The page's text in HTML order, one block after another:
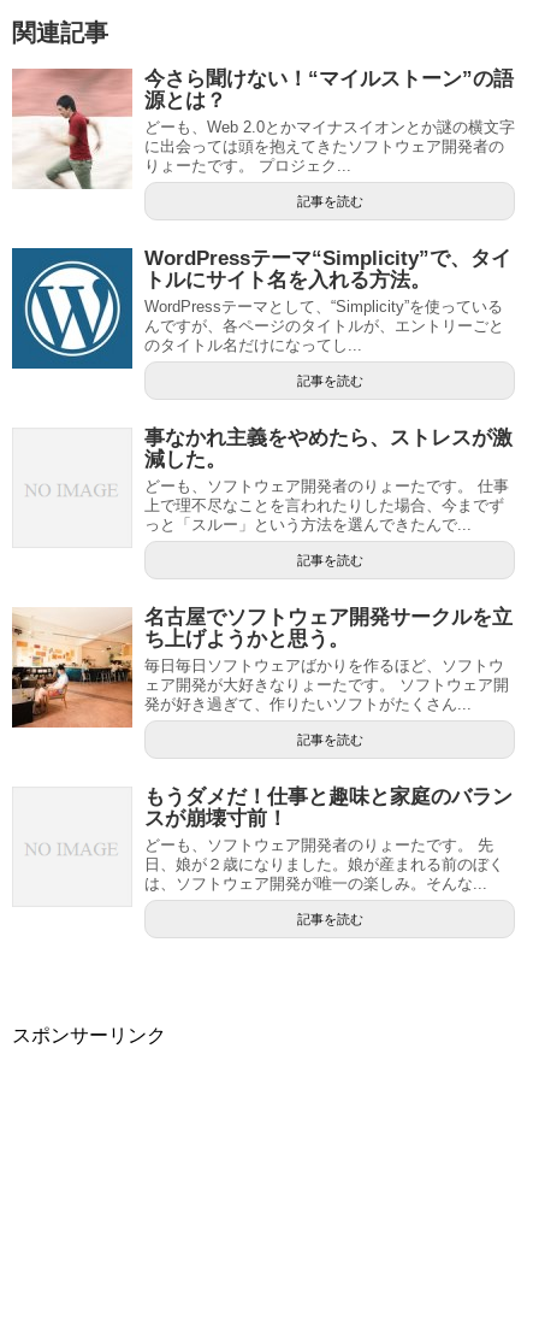
関連記事
今さら聞けない！“マイルストーン”の語
源とは？
どーも、Web 2.0とかマイナスイオンとか謎の横文字
に出会っては頭を抱えてきたソフトウェア開発者の
りょーたです。 プロジェク...
記事を読む
WordPressテーマ“Simplicity”で、タイ
トルにサイト名を入れる方法。
WordPressテーマとして、“Simplicity”を使っている
んですが、各ページのタイトルが、エントリーごと
のタイトル名だけになってし...
記事を読む
事なかれ主義をやめたら、ストレスが激
減した。
どーも、ソフトウェア開発者のりょーたです。 仕事
上で理不尽なことを言われたりした場合、今までず
っと「スルー」という方法を選んできたんで...
記事を読む
名古屋でソフトウェア開発サークルを立
ち上げようかと思う。
毎日毎日ソフトウェアばかりを作るほど、ソフトウ
ェア開発が大好きなりょーたです。 ソフトウェア開
発が好き過ぎて、作りたいソフトがたくさん...
記事を読む
もうダメだ！仕事と趣味と家庭のバラン
スが崩壊寸前！
どーも、ソフトウェア開発者のりょーたです。 先
日、娘が２歳になりました。娘が産まれる前のぼく
は、ソフトウェア開発が唯一の楽しみ。そんな...
記事を読む
スポンサーリンク